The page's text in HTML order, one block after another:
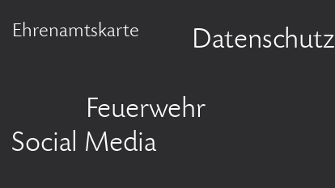
Ehrenamtskarte Datenschutz
Feuerwehr
Social Media